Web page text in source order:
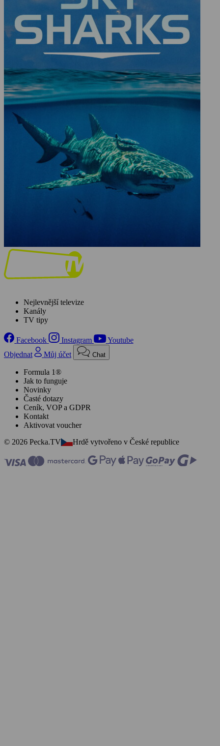
Nejlevnější televize
Kanály
TV tipy
Facebook Instagram
Youtube
Objednat
Můj účet Chat
Formula 1®
Jak to funguje
Novinky
Časté dotazy
Ceník, VOP a GDPR
Kontakt
Aktivovat voucher
© 2026 Pecka.TV
Hrdě vytvořeno v České republice